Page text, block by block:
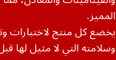
المميز.
يخضع كل منتج لاختبارات
وسلامته التي لا مثيل لها